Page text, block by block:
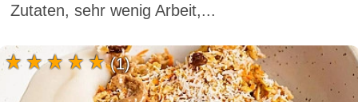
Zutaten, sehr wenig Arbeit,...
(1)